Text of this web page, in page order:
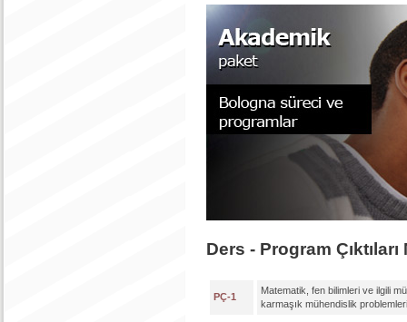
Ders - Program
PÇ-1
Matematik, fen bilimleri ve ilgili
karmaşık mühendislik